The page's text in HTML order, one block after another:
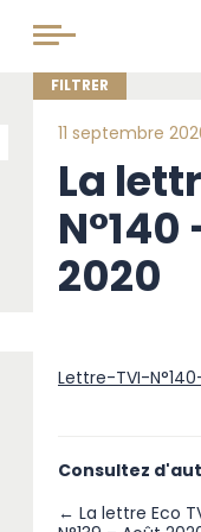
11 septembre
La
2020
Lettre-TVI-
Consultez
← La lettre Eco